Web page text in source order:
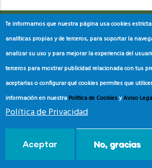
Consumidor2024.
Te informamos que nuestra página usa cookies
analíticas propias y de terceros, para soportar la
analizar su uso y para mejorar la experiencia del
terceros para mostrar publicidad relacionada con tus
aceptarlas o configurar qué cookies permites que
información en nuestra Política de CookiesyAviso
Política de Privacidad
Aceptar No, gracias